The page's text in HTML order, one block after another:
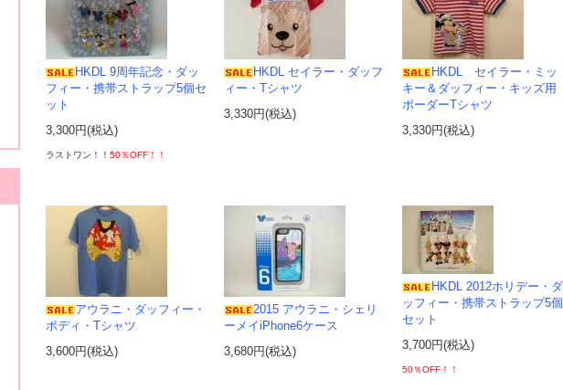
HKDL 9周年記念・ダッ
フィー・携帯ストラップ5個セ
ット
3,300円(税込)
ラストワン！！ 50％OFF！！
HKDL セイラー・ダッフ
ィー・Tシャツ
3,330円(税込)
HKDL セイラー・ミッ
キー＆ダッフィー・キッズ用
ボーダーTシャツ
3,330円(税込)
アウラニ・ダッフィー・
ボディ・Tシャツ
3,600円(税込)
2015 アウラニ・シェリ
ーメイiPhone6ケース
3,680円(税込)
HKDL 2012ホリデー・ダ
ッフィー・携帯ストラップ5個
セット
3,700円(税込)
50％OFF！！